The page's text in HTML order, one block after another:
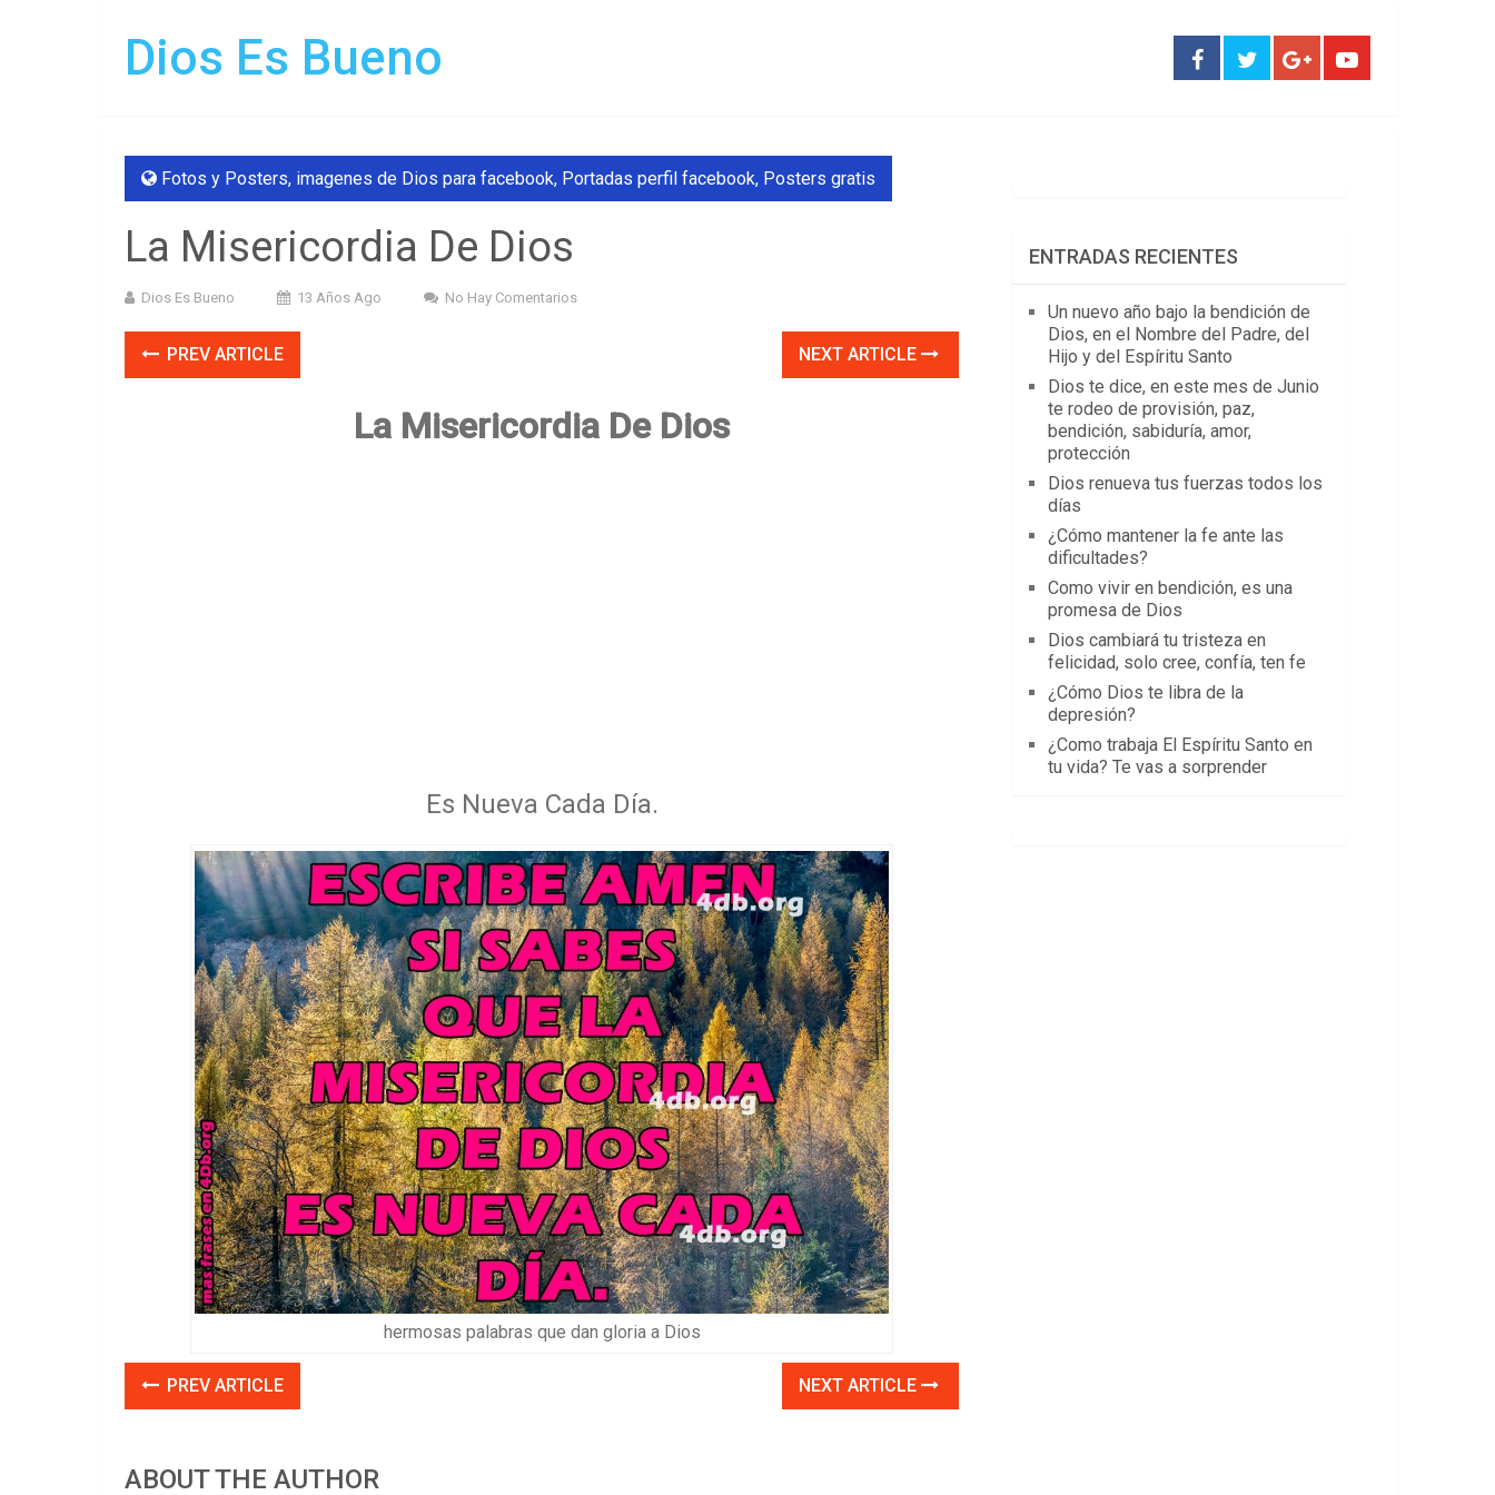
Dios Es Bueno
Fotos y Posters, imagenes de Dios para facebook, Portadas perfil facebook, Posters gratis
La Misericordia De Dios
Dios Es Bueno 13 Años Ago No Hay Comentarios
PREV ARTICLE NEXT ARTICLE
La Misericordia De Dios
Es Nueva Cada Día.
hermosas palabras que dan gloria a Dios
PREV ARTICLE NEXT ARTICLE
ABOUT THE AUTHOR
ENTRADAS RECIENTES
Un nuevo año bajo la bendición de
Dios, en el Nombre del Padre, del
Hijo y del Espíritu Santo
Dios te dice, en este mes de Junio
te rodeo de provisión, paz,
bendición, sabiduría, amor,
protección
Dios renueva tus fuerzas todos los
días
¿Cómo mantener la fe ante las
dificultades?
Como vivir en bendición, es una
promesa de Dios
Dios cambiará tu tristeza en
felicidad, solo cree, confía, ten fe
¿Cómo Dios te libra de la
depresión?
¿Como trabaja El Espíritu Santo en
tu vida? Te vas a sorprender